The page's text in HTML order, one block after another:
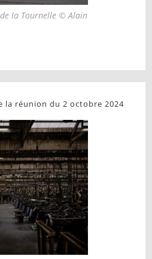
la Tournelle © Alain
la réunion du 2 octobre 2024